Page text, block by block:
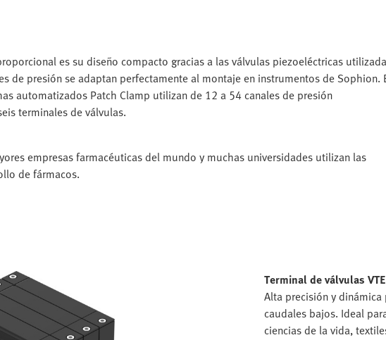
es su diseño compacto gracias a las válvulas piezoeléctricas
de presión se adaptan perfectamente al montaje en instrumentos de Sophion.
automatizados Patch Clamp utilizan de 12 a 54 canales de presión
terminales de válvulas.
empresas farmacéuticas del mundo y muchas universidades utilizan las
de fármacos.
Terminal de válvulas
Alta precisión y
caudales bajos. Ideal
ciencias de la vida,